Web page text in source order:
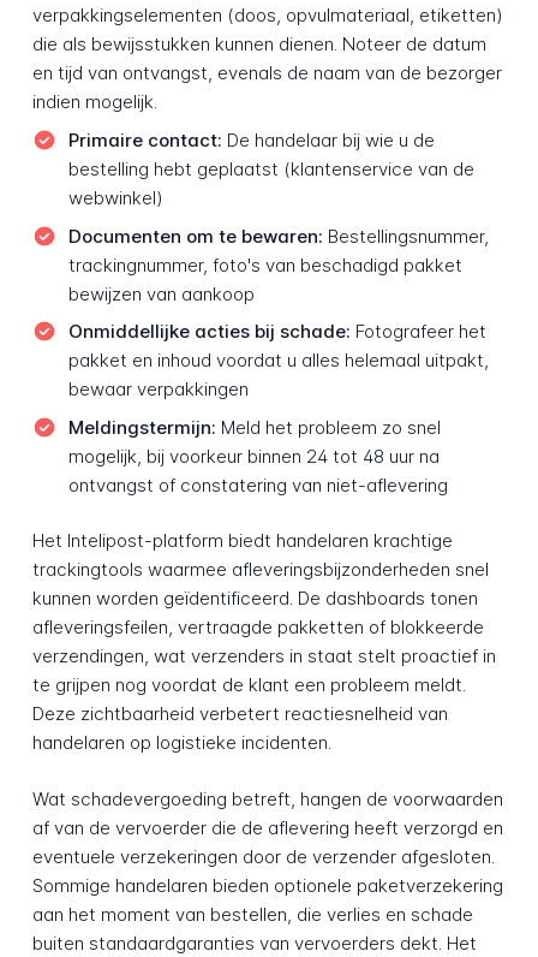
verpakkingselementen (doos, opvulmateriaal, etiketten)
die als bewijsstukken kunnen dienen. Noteer de datum
en tijd van ontvangst, evenals de naam van de bezorger
indien mogelijk.
Primaire contact: De handelaar bij wie u de
bestelling hebt geplaatst (klantenservice van de
webwinkel)
Documenten om te bewaren: Bestellingsnummer,
trackingnummer, foto's van beschadigd pakket
bewijzen van aankoop
Onmiddellijke acties bij schade: Fotografeer het
pakket en inhoud voordat u alles helemaal uitpakt,
bewaar verpakkingen
Meldingstermijn: Meld het probleem zo snel
mogelijk, bij voorkeur binnen 24 tot 48 uur na
ontvangst of constatering van niet-aflevering
Het Intelipost-platform biedt handelaren krachtige
trackingtools waarmee afleveringsbijzonderheden snel
kunnen worden geïdentificeerd. De dashboards tonen
afleveringsfeilen, vertraagde pakketten of blokkeerde
verzendingen, wat verzenders in staat stelt proactief in
te grijpen nog voordat de klant een probleem meldt.
Deze zichtbaarheid verbetert reactiesnelheid van
handelaren op logistieke incidenten.
Wat schadevergoeding betreft, hangen de voorwaarden
af van de vervoerder die de aflevering heeft verzorgd en
eventuele verzekeringen door de verzender afgesloten.
Sommige handelaren bieden optionele paketverzekering
aan het moment van bestellen, die verlies en schade
buiten standaardgaranties van vervoerders dekt. Het